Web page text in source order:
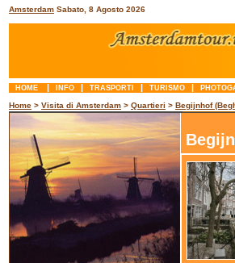
Amsterdam Sabato, 8 Agosto 2026
HOME | INFO | TRASPORTI | TURISMO |
Home > Visita di Amsterdam > Quartieri > Begijnhof